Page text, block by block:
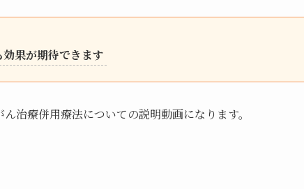
果が期待できます
治療併用療法についての説明動画になります。